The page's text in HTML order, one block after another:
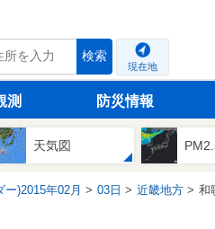
検索
現在地
測 防災情報
天気図
)2015年02月 03日 近畿地方 和